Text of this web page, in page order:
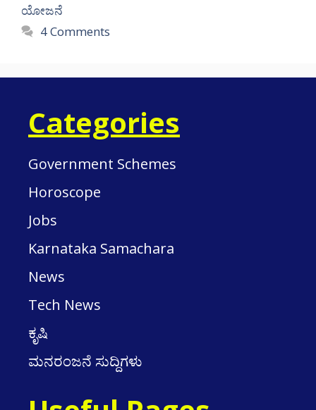
ಯೋಜನೆ
4 Comments
Categories
Government Schemes
Horoscope
Jobs
Karnataka Samachara
News
Tech News
ಕೃಷಿ
ಮನರಂಜನೆ ಸುದ್ದಿಗಳು